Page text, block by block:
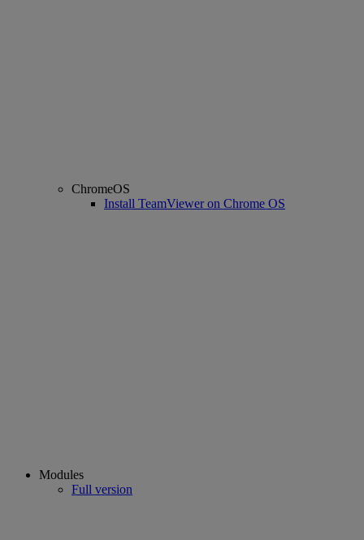
ChromeOS
Install TeamViewer on Chrome OS
Modules
Full version